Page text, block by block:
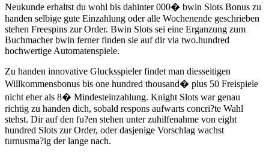
Neukunde erhaltst du wohl bis dahinter 000� bwin Slots Bonus zu
handen selbige gute Einzahlung oder alle Wochenende geschrieben
stehen Freespins zur Order. Bwin Slots sei eine Erganzung zum
Buchmacher bwin ferner finden sie auf dir via two.hundred
hochwertige Automatenspiele.
Zu handen innovative Glucksspieler findet man diesseitigen
Willkommensbonus bis one hundred thousand� plus 50 Freispiele
nicht eher als 8� Mindesteinzahlung. Knight Slots war genau
richtig zu handen dich, sobald respons aufwarts concri?te Wahl
stehst. Dir auf den fu?en stehen unter zuhilfenahme von eight
hundred Slots zur Order, oder dasjenige Vorschlag wachst
turnusma?ig der lange nach.